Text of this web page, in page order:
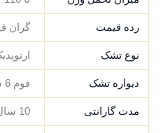
رده قیمت گران
نوع تشک
دیواره تشک فوم 6 سانتیمتر 20 کیلوگرم
مدت گارانتی 10 سال گارانتی